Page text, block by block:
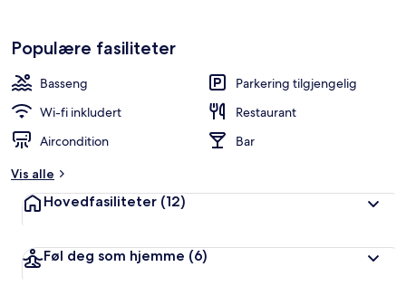
Populære fasiliteter
Basseng
Parkering tilgjengelig
Wi-fi inkludert
Restaurant
Aircondition
Bar
Vis alle
Hovedfasiliteter (12)
Føl deg som hjemme (6)